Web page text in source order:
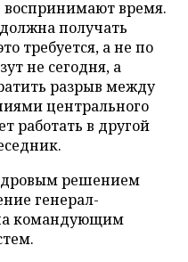
время.
получать
требуется, а не по
не сегодня, а
разрыв между
центрального
работать в другой
решением
генерал-
командующим